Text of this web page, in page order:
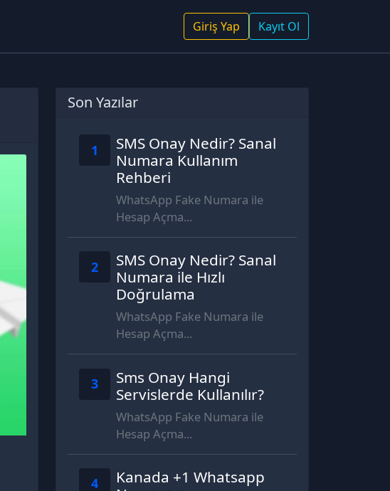
Giriş Yap Kayıt Ol
Son Yazılar
1
SMS Onay Nedir? Sanal
Numara Kullanım
Rehberi
WhatsApp Fake Numara ile
Hesap Açma...
2
SMS Onay Nedir? Sanal
Numara ile Hızlı
Doğrulama
WhatsApp Fake Numara ile
Hesap Açma...
3
Sms Onay Hangi
Servislerde Kullanılır?
WhatsApp Fake Numara ile
Hesap Açma...
4
Kanada +1 Whatsapp